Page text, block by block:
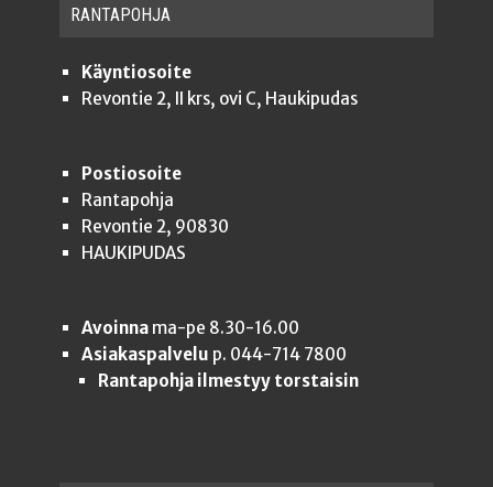
RAN­TA­POH­JA
Käyntiosoite
Revontie 2, II krs, ovi C, Haukipudas
Postiosoite
Rantapohja
Revontie 2, 90830
HAUKIPUDAS
Avoinnama-pe 8.30-16.00
Asiakaspalvelu p. 044-714 7800
Rantapohja ilmestyy torstaisin